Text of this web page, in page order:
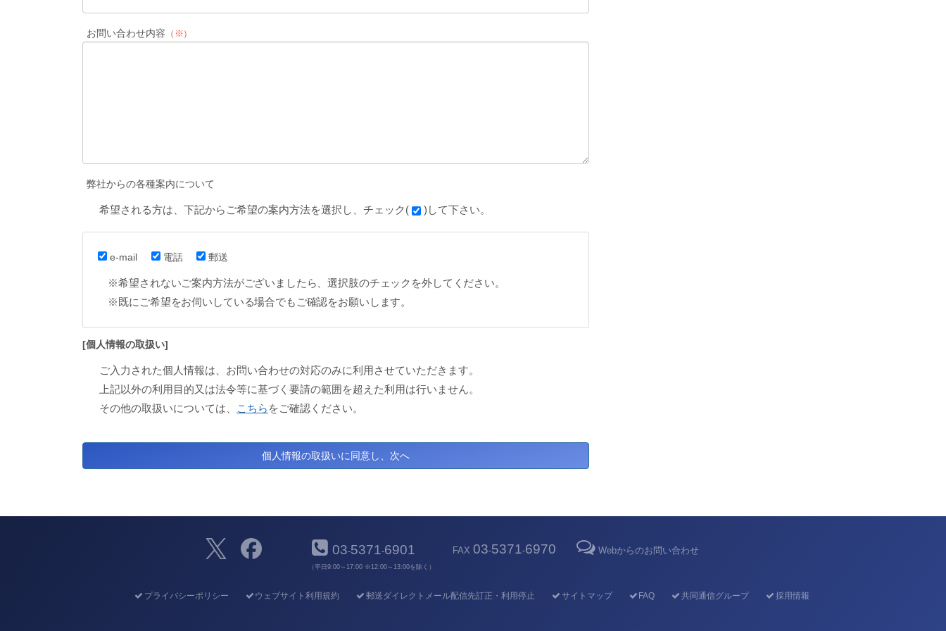
お問い合わせ内容 （※）
弊社からの各種案内について
希望される方は、下記からご希望の案内方法を選択し、チェック( )して下さい。
e-mail 電話 郵送
※希望されないご案内方法がございましたら、選択肢のチェックを外してください。
※既にご希望をお伺いしている場合でもご確認をお願いします。
[個人情報の取扱い]
ご入力された個人情報は、お問い合わせの対応のみに利用させていただきます。
上記以外の利用目的又は法令等に基づく要請の範囲を超えた利用は行いません。
その他の取扱いについては、
こちら をご確認ください。
03-5371-6901
（平日9:00～17:00 ※12:00～13:00を除く）
FAX 03-5371-6970 Webからのお問い合わせ
プライバシーポリシー ウェブサイト利用規約 郵送ダイレクトメール配信先訂正・利用停止 サイトマップ FAQ 共同通信グループ 採用情報